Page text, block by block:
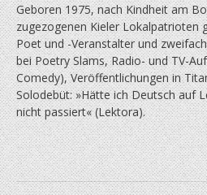
Geboren 1975, nach Kindheit am
zugezogenen Kieler Lokalpatrioten
Poet und -Veranstalter und
bei Poetry Slams, Radio- und TV-
Comedy), Veröffentlichungen in
Solodebüt: »Hätte ich Deutsch auf
nicht passiert« (Lektora).